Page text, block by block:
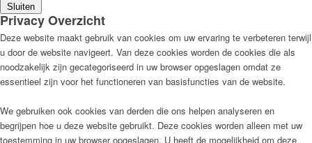
Sluiten
Privacy Overzicht
Deze website maakt gebruik van cookies om uw ervaring te verbeteren terwijl
u door de website navigeert. Van deze cookies worden de cookies die als
noodzakelijk zijn gecategoriseerd in uw browser opgeslagen omdat ze
essentieel zijn voor het functioneren van basisfuncties van de website.
We gebruiken ook cookies van derden die ons helpen analyseren en
begrijpen hoe u deze website gebruikt. Deze cookies worden alleen met uw
toestemming in uw browser opgeslagen. U heeft de mogelijkheid om deze